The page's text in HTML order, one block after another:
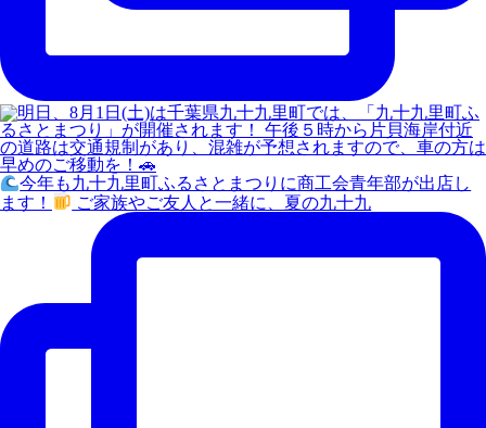
今年も九十九里町ふるさとまつりに商工会青年部が出店し
ます！
ご家族やご友人と一緒に、夏の九十九